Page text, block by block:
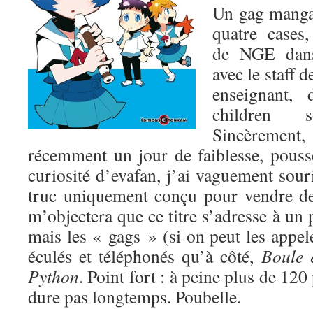
Un gag
quatre
de NGE
avec le staff
children
récemment un jour de faiblesse,
curiosité d’evafan, j’ai vaguement
truc uniquement conçu pour vendre
m’objectera que ce titre s’adresse à
mais les « gags » (si on peut les
éculés et téléphonés qu’à côté, Boule
Python. Point fort : à peine plus de 120
dure pas longtemps. Poubelle.